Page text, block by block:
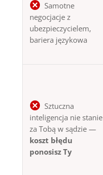
Samotne
negocjacje z
ubezpieczycielem,
bariera językowa
Sztuczna
inteligencja nie stanie
za Tobą w sądzie —
koszt błędu
ponosisz Ty